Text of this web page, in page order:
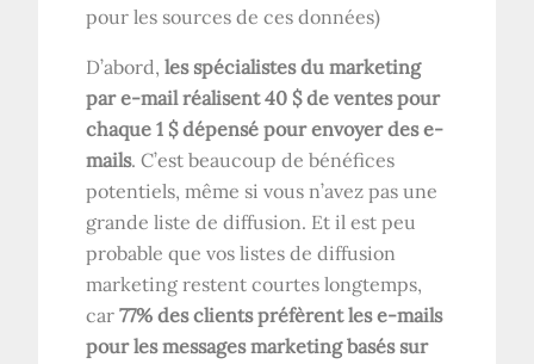
pour les sources de ces données)
D’abord,les spécialistes du marketing
par e-mail réalisent 40 $ de ventes pour
chaque 1 $ dépensé pour envoyer des e-
mails. C’est beaucoup de bénéfices
potentiels, même si vous n’avez pas une
grande liste de diffusion. Et il est peu
probable que vos listes de diffusion
marketing restent courtes longtemps,
car77% des clients préfèrent les e-mails
pour les messages marketing basés sur